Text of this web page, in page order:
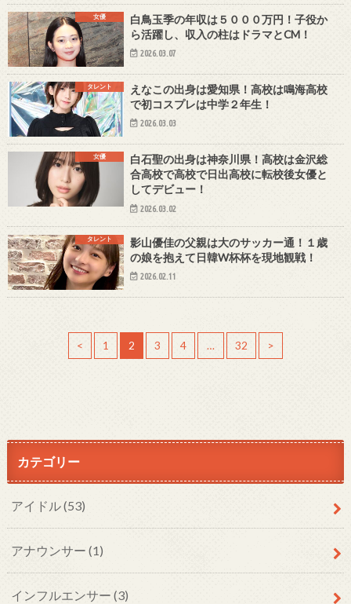
女優
白鳥玉季の年収は５０００万円！子役か
ら活躍し、収入の柱はドラマとCM！
2026.03.07
タレント
えなこの出身は愛知県！高校は鳴海高校
で初コスプレは中学２年生！
2026.03.03
女優
白石聖の出身は神奈川県！高校は金沢総
合高校で高校で日出高校に転校後女優と
してデビュー！
2026.03.02
タレント
影山優佳の父親は大のサッカー通！１歳
の娘を抱えて日韓W杯杯を現地観戦！
2026.02.11
< 1 2 3 4 … 32 >
カテゴリー
アイドル(53)
アナウンサー (1)
インフルエンサー (3)